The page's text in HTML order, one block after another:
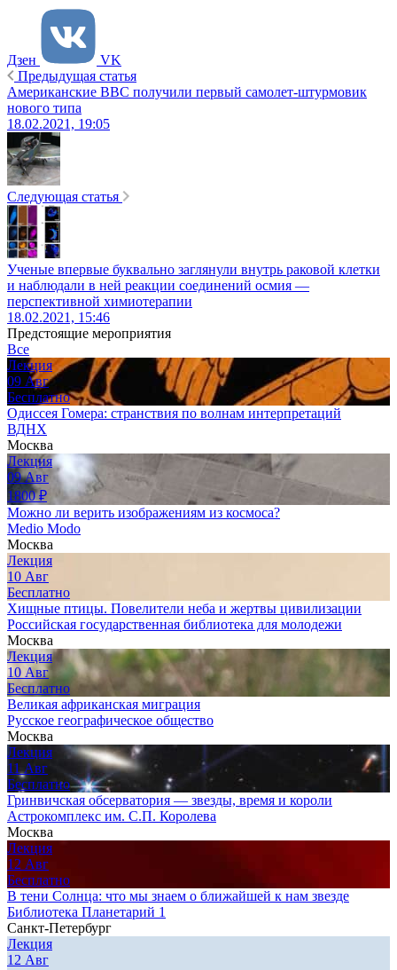
Дзен
VK
Предыдущая статья
Американские ВВС получили первый самолет-штурмовик
нового типа
18.02.2021, 19:05
Следующая статья
Ученые впервые буквально заглянули внутрь раковой клетки
и наблюдали в ней реакции соединений осмия —
перспективной химиотерапии
18.02.2021, 15:46
Предстоящие мероприятия
Все
Лекция
09 Авг
Бесплатно
Одиссея Гомера: странствия по волнам интерпретаций
ВДНХ
Москва
Лекция
09 Авг
1800₽
Можно ли верить изображениям из космоса?
Medio Modo
Москва
Лекция
10 Авг
Бесплатно
Хищные птицы. Повелители неба и жертвы цивилизации
Российская государственная библиотека для молодежи
Москва
Лекция
10 Авг
Бесплатно
Великая африканская миграция
Русское географическое общество
Москва
Лекция
11 Авг
Бесплатно
Гринвичская обсерватория — звезды, время и короли
Астрокомплекс им. С.П. Королева
Москва
Лекция
12 Авг
Бесплатно
В тени Солнца: что мы знаем о ближайшей к нам звезде
Библиотека Планетарий 1
Санкт-Петербург
Лекция
12 Авг